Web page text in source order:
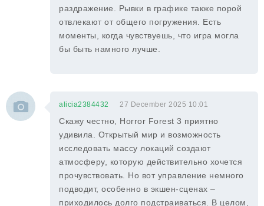
раздражение. Рывки в графике также порой
отвлекают от общего погружения. Есть
моменты, когда чувствуешь, что игра могла
бы быть намного лучше.
alicia2384432 27 December 2025 10:01
Скажу честно, Horror Forest 3 приятно
удивила. Открытый мир и возможность
исследовать массу локаций создают
атмосферу, которую действительно хочется
прочувствовать. Но вот управление немного
подводит, особенно в экшен-сценах –
приходилось долго подстраиваться. В целом,